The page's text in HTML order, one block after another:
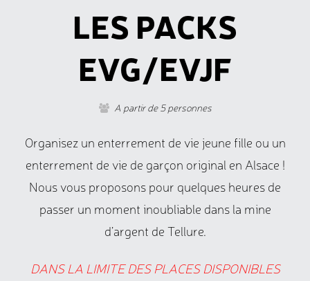
LES PACKS
EVG/EVJF
A partir de 5 personnes
Organisez un enterrement de vie jeune fille ou un
enterrement de vie de garçon original en Alsace !
Nous vous proposons pour quelques heures de
passer un moment inoubliable dans la mine
d’argent de Tellure.
DANS LA LIMITE DES PLACES DISPONIBLES